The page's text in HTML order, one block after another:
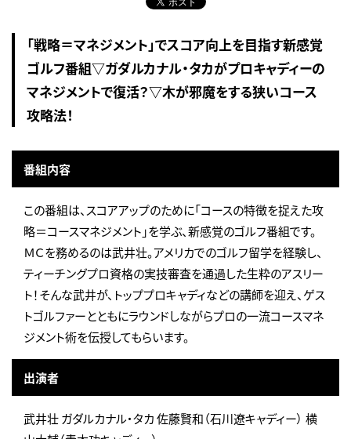
「戦略＝マネジメント」でスコア向上を目指す新感覚
ゴルフ番組▽ガダルカナル・タカがプロキャディーの
マネジメントで復活？▽木が邪魔をする狭いコース
攻略法！
番組内容
この番組は、スコアアップのために「コースの特徴を捉えた攻
略＝コースマネジメント」を学ぶ、新感覚のゴルフ番組です。
ＭＣを務めるのは武井壮。アメリカでのゴルフ留学を経験し、
ティーチングプロ資格の実技審査を通過した生粋のアスリー
ト！そんな武井が、トッププロキャディなどの講師を迎え、ゲス
トゴルファーとともにラウンドしながらプロの一流コースマネ
ジメント術を伝授してもらいます。
出演者
武井壮 ガダルカナル・タカ 佐藤賢和（石川遼キャディー） 横